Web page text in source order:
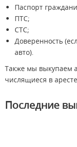
Паспорт
ПТС;
СТС;
Доверенность
авто).
Также мы выкупаем
числящиеся в
Последние